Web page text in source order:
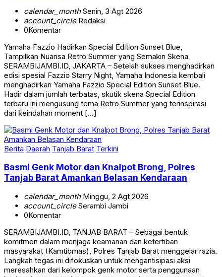
calendar_monthSenin, 3 Agt 2026
account_circleRedaksi
0Komentar
Yamaha Fazzio Hadirkan Special Edition Sunset Blue,
Tampilkan Nuansa Retro Summer yang Semakin Skena
SERAMBIJAMBI.ID, JAKARTA – Setelah sukses menghadirkan
edisi spesial Fazzio Starry Night, Yamaha Indonesia kembali
menghadirkan Yamaha Fazzio Special Edition Sunset Blue.
Hadir dalam jumlah terbatas, skutik skena Special Edition
terbaru ini mengusung tema Retro Summer yang terinspirasi
dari keindahan moment […]
Berita Daerah Tanjab Barat Terkini
Basmi Genk Motor dan Knalpot Brong, Polres
Tanjab Barat Amankan Belasan Kendaraan
calendar_monthMinggu, 2 Agt 2026
account_circleSerambi Jambi
0Komentar
SERAMBIJAMBI.ID, TANJAB BARAT – Sebagai bentuk
komitmen dalam menjaga keamanan dan ketertiban
masyarakat (Kamtibmas), Polres Tanjab Barat menggelar razia.
Langkah tegas ini difokuskan untuk mengantisipasi aksi
meresahkan dari kelompok genk motor serta penggunaan